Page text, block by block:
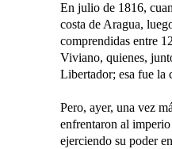
En julio de 1816,
costa de Aragua,
comprendidas entre
Viviano, quienes,
Libertador; esa fue la
Pero, ayer, una vez
enfrentaron al
ejerciendo su poder